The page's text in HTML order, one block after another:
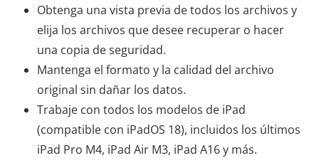
Obtenga una vista previa de todos los archivos y
elija los archivos que desee recuperar o hacer
una copia de seguridad.
Mantenga el formato y la calidad del archivo
original sin dañar los datos.
Trabaje con todos los modelos de iPad
(compatible con iPadOS 18), incluidos los últimos
iPad Pro M4, iPad Air M3, iPad A16 y más.